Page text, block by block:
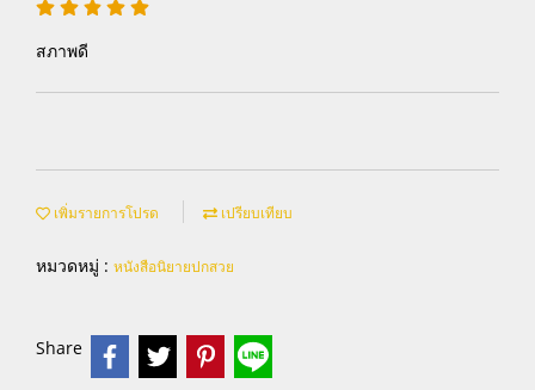
สภาพดี
เพิ่มรายการโปรด เปรียบเทียบ
หมวดหมู่ : หนังสือนิยายปกสวย
Share